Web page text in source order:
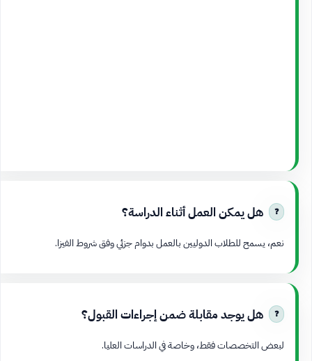
هل يمكن العمل أثناء الدراسة؟
نعم، يسمح للطلاب الدوليين بالعمل بدوام جزئي وفق شروط الفيزا.
هل يوجد مقابلة ضمن إجراءات القبول؟
لبعض التخصصات فقط، وخاصة في الدراسات العليا.